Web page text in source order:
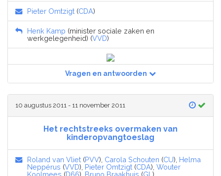
Pieter Omtzigt (CDA)
Henk Kamp (minister sociale zaken en
werkgelegenheid) (VVD)
Vragen en antwoorden
10 augustus 2011 - 11 november 2011
Het rechtstreeks overmaken van
kinderopvangtoeslag
Roland van Vliet (PVV), Carola Schouten (CU), Helma
Neppérus (VVD), Pieter Omtzigt (CDA), Wouter